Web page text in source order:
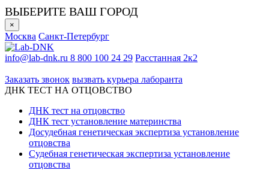
ВЫБЕРИТЕ ВАШ ГОРОД
×
Москва Санкт-Петербург
info@lab-dnk.ru 8 800 100 24 29 Расстанная 2к2
Заказать звонок вызвать курьера лаборанта
ДНК ТЕСТ НА ОТЦОВСТВО
ДНК тест на отцовство
ДНК тест установление материнства
Досудебная генетическая экспертиза установление
отцовства
Судебная генетическая экспертиза установление
отцовства